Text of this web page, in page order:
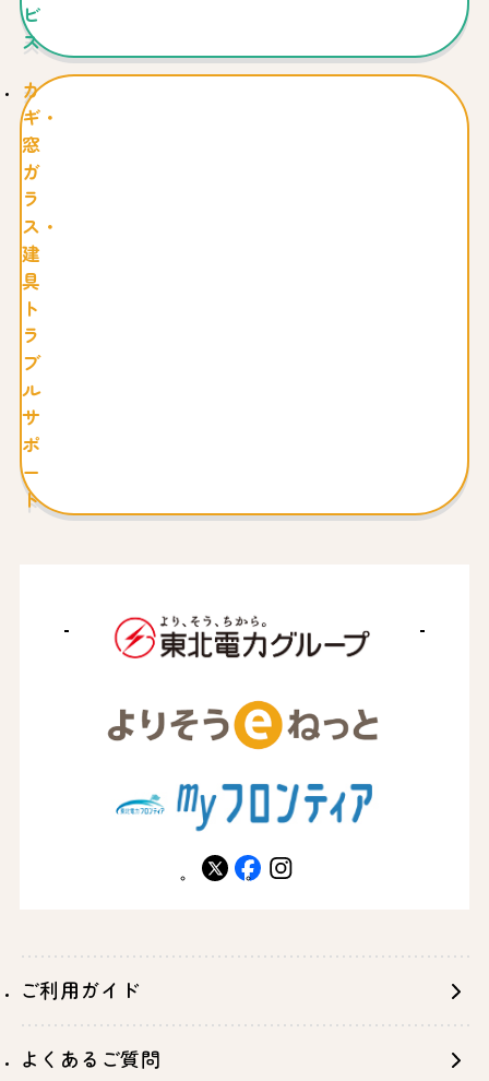
ビ
ス
カ
ギ・
窓
ガ
ラ
ス・
建
具
ト
ラ
ブ
ル
サ
ポ
ー
ト
X facebookinstagram
ご利用ガイド
よくあるご質問